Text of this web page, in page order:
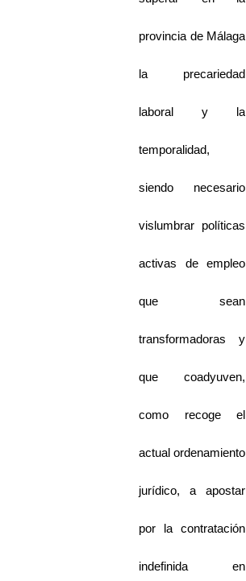
provincia de Málaga
la precariedad
laboral y la
temporalidad,
siendo necesario
vislumbrar políticas
activas de empleo
que sean
transformadoras y
que coadyuven,
como recoge el
actual ordenamiento
jurídico, a apostar
por la contratación
indefinida en